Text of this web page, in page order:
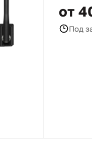
от
Под